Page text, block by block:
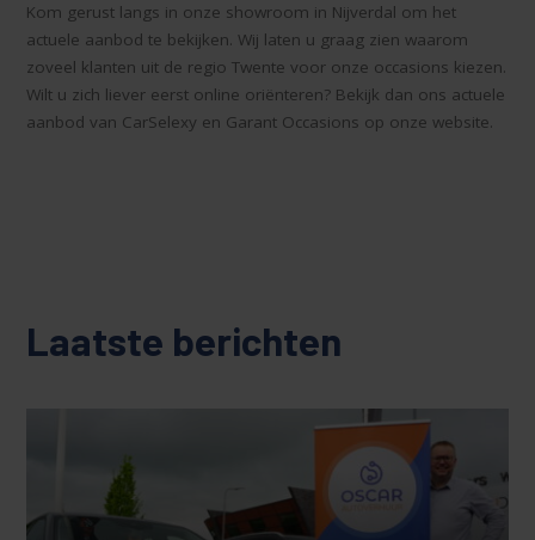
Kom gerust langs in onze showroom in Nijverdal om het
actuele aanbod te bekijken. Wij laten u graag zien waarom
zoveel klanten uit de regio Twente voor onze occasions kiezen.
Wilt u zich liever eerst online oriënteren? Bekijk dan ons actuele
aanbod van CarSelexy en Garant Occasions op onze website.
Laatste berichten